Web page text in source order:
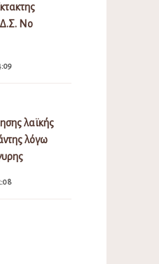
Δ.Σ. Νο
λαϊκής
λόγω